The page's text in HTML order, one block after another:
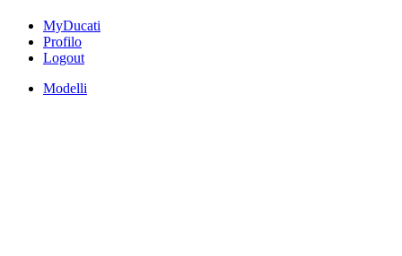
MyDucati
Profilo
Logout
Modelli